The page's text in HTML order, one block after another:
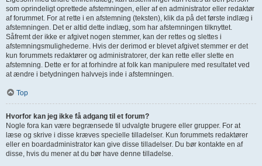
som oprindeligt oprettede afstemningen, eller af en administrator eller redaktør
af forummet. For at rette i en afstemning (teksten), klik da på det første indlæg i
afstemningen. Det er altid dette indlæg, som har afstemningen tilknyttet.
Såfremt der ikke er afgivet nogen stemmer, kan der rettes og slettes i
afstemningsmulighederne. Hvis der derimod er blevet afgivet stemmer er det
kun forummets redaktører og administratorer, der kan rette eller slette en
afstemning. Dette er for at forhindre at folk kan manipulere med resultatet ved
at ændre i betydningen halvvejs inde i afstemningen.
Top
Hvorfor kan jeg ikke få adgang til et forum?
Nogle fora kan være begrænsede til udvalgte brugere eller grupper. For at
læse og skrive i disse kræves specielle tilladelser. Kun forummets redaktører
eller en boardadministrator kan give disse tilladelser. Du bør kontakte en af
disse, hvis du mener at du bør have denne tilladelse.